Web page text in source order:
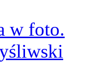
w foto.